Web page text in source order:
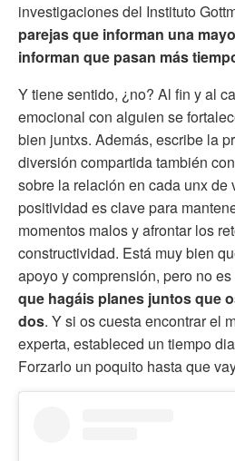
investigaciones del Instituto
parejas que informan una
informan que pasan más
Y tiene sentido, ¿no? Al fin y al
emocional con alguien se
bien juntxs. Además, escribe la
diversión compartida también
sobre la relación en cada unx de
positividad es clave para
momentos malos y afrontar los
constructividad. Está muy bien
apoyo y comprensión, pero no
que hagáis planes juntos que
dos. Y si os cuesta encontrar el
experta, estableced un tiempo
Forzarlo un poquito hasta que